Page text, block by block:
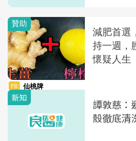
新知
譚敦慈
殼徹底清